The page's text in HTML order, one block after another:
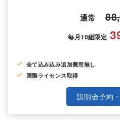
通常
毎月10組限定
全て込み込み追加費用無し
国際ライセンス取得
説明会予約